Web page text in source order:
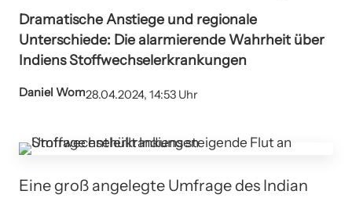
Dramatische Anstiege und regionale
Unterschiede: Die alarmierende Wahrheit über
Indiens Stoffwechselerkrankungen
Daniel Wom28.04.2024, 14:53 Uhr
Eine groß angelegte Umfrage des Indian